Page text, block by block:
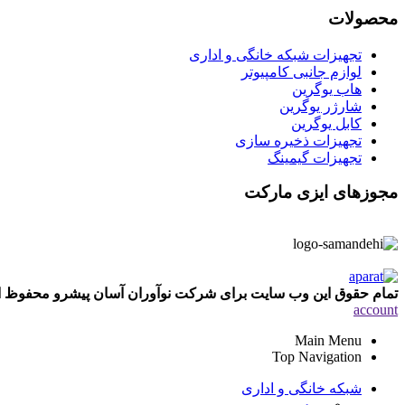
محصولات
تجهیزات شبکه خانگی و اداری
لوازم جانبی کامپیوتر
هاب یوگرین
شارژر یوگرین
کابل یوگرین
تجهیزات ذخیره سازی
تجهیزات گیمینگ
مجوزهای ایزی مارکت
تمام حقوق این وب سایت برای شرکت نوآوران آسان پیشرو
account
Main Menu
Top Navigation
شبکه خانگی و اداری